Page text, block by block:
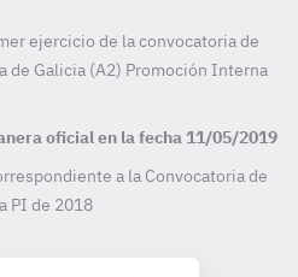
ejercicio de la convocatoria de
de Galicia (A2) Promoción Interna
oficial en la fecha 11/05/2019
a la Convocatoria de
PI de 2018